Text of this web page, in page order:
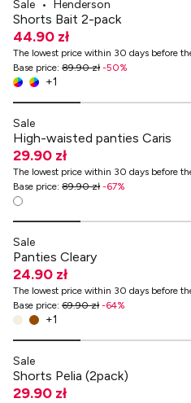
Sale • Henderson
Shorts Bait 2-pack
44.90 zł
The lowest price within 30 days before
Base price: 89.90 zł -50%
+1
-70% przy zakupach za min. 349 zł
Sale
High-waisted panties Caris
29.90 zł
The lowest price within 30 days before
Base price: 89.90 zł -67%
Sale
Panties Cleary
24.90 zł
The lowest price within 30 days before
Base price: 69.90 zł -64%
+1
-70% przy zakupach za min. 349 zł
Sale
Shorts Pelia (2pack)
29.90 zł